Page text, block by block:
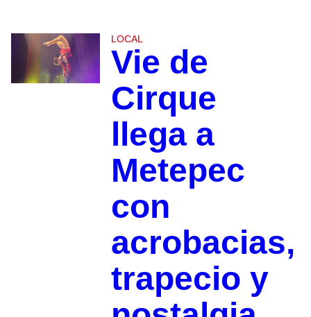
LOCAL
Vie de
Cirque
llega a
Metepec
con
acrobacias,
trapecio y